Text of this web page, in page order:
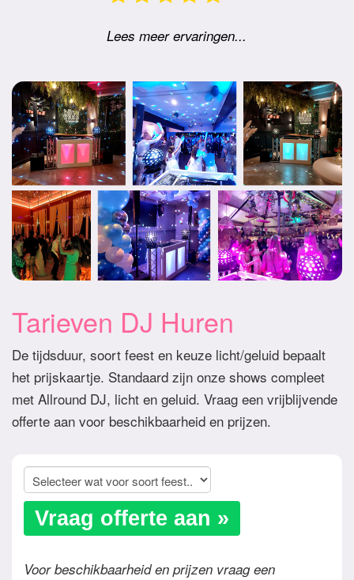
Lees meer ervaringen...
Tarieven DJ Huren
De tijdsduur, soort feest en keuze licht/geluid bepaalt
het prijskaartje. Standaard zijn onze shows compleet
met Allround DJ, licht en geluid. Vraag een vrijblijvende
offerte aan voor beschikbaarheid en prijzen.
Vraag offerte aan »
Voor beschikbaarheid en prijzen vraag een